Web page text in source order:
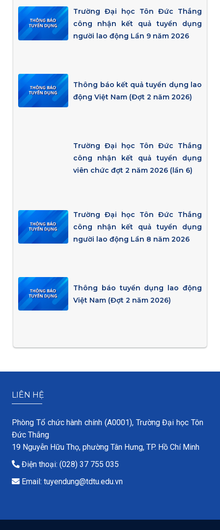
Trường Đại học Tôn Đức Thắng
công nhận kết quả tuyển dụng
người lao động Lần 9 năm 2026
Thông báo kết quả tuyển dụng lao
động Việt Nam (Đợt 2 năm 2026)
Trường Đại học Tôn Đức Thắng
công nhận kết quả tuyển dụng
viên chức đợt 2 năm 2026 (lần 6)
Trường Đại học Tôn Đức Thắng
công nhận kết quả tuyển dụng
người lao động Lần 8 năm 2026
Thông báo tuyển dụng lao động
Việt Nam (Đợt 2 năm 2026)
LIÊN HỆ
Phòng Tổ chức hành chính (A0001), Trường Đại học Tôn
Đức Thắng
19 Nguyễn Hữu Thọ, phường Tân Hưng, TP. Hồ Chí Minh
Điện thoại: (028) 37 755 035
Email: tuyendung@tdtu.edu.vn